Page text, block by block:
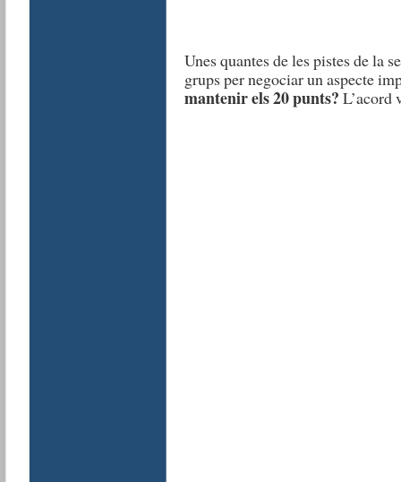
Unes quantes de les pistes de la
grups per negociar un aspecte
mantenir els 20 punts? L’acord